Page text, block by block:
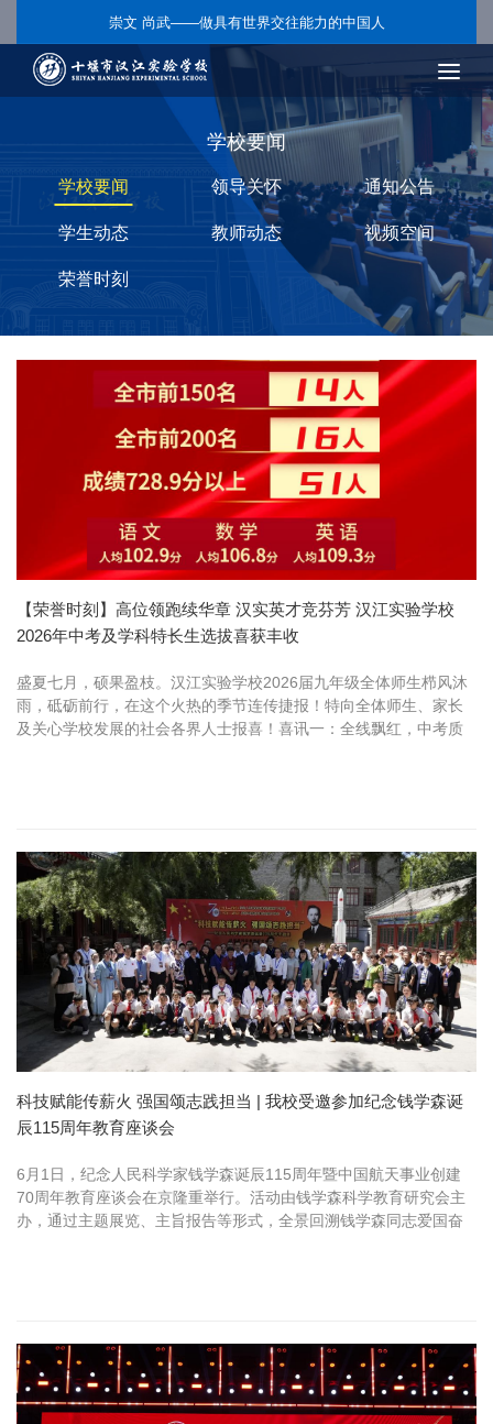
崇文 尚武——做具有世界交往能力的中国人
学校要闻
学校要闻 领导关怀 通知公告
学生动态 教师动态 视频空间
荣誉时刻
【荣誉时刻】高位领跑续华章 汉实英才竞芬芳 汉江实验学校
2026年中考及学科特长生选拔喜获丰收
盛夏七月，硕果盈枝。汉江实验学校2026届九年级全体师生栉风沐
雨，砥砺前行，在这个火热的季节连传捷报！特向全体师生、家长
及关心学校发展的社会各界人士报喜！喜讯一：全线飘红，中考质
科技赋能传薪火 强国颂志践担当​ | 我校受邀参加纪念钱学森诞
辰115周年教育座谈会
6月1日，纪念人民科学家钱学森诞辰115周年暨中国航天事业创建
70周年教育座谈会在京隆重举行。活动由钱学森科学教育研究会主
办，通过主题展览、主旨报告等形式，全景回溯钱学森同志爱国奋